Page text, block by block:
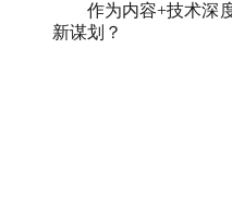
作为内容+技术深
新谋划？